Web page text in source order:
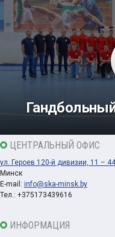
ЦЕНТРАЛЬНЫЙ ОФИС
ул. Героев 120-й дивизии, 11 – 44
Минск
E-mail: info@ska-minsk.by
Тел.: +375173439616
ИНФОРМАЦИЯ